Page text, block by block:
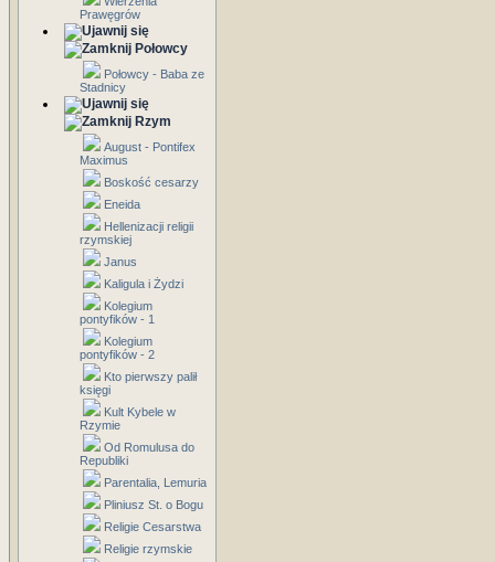
Prawęgrów
Połowcy
Połowcy - Baba ze
Stadnicy
Rzym
August - Pontifex
Maximus
Boskość cesarzy
Eneida
Hellenizacji religii
rzymskiej
Janus
Kaligula i Żydzi
Kolegium
pontyfików - 1
Kolegium
pontyfików - 2
Kto pierwszy palił
księgi
Kult Kybele w
Rzymie
Od Romulusa do
Republiki
Parentalia, Lemuria
Pliniusz St. o Bogu
Religie Cesarstwa
Religie rzymskie